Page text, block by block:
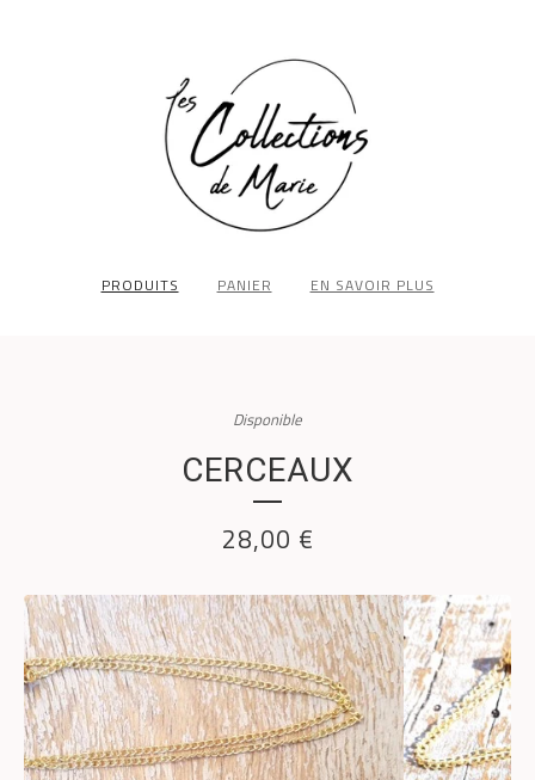
PRODUITS PANIER EN SAVOIR PLUS
Disponible
CERCEAUX
28,00 €